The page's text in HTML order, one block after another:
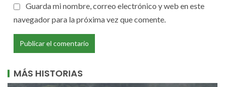
Guarda mi nombre, correo electrónico y web en este
navegador para la próxima vez que comente.
MÁS HISTORIAS